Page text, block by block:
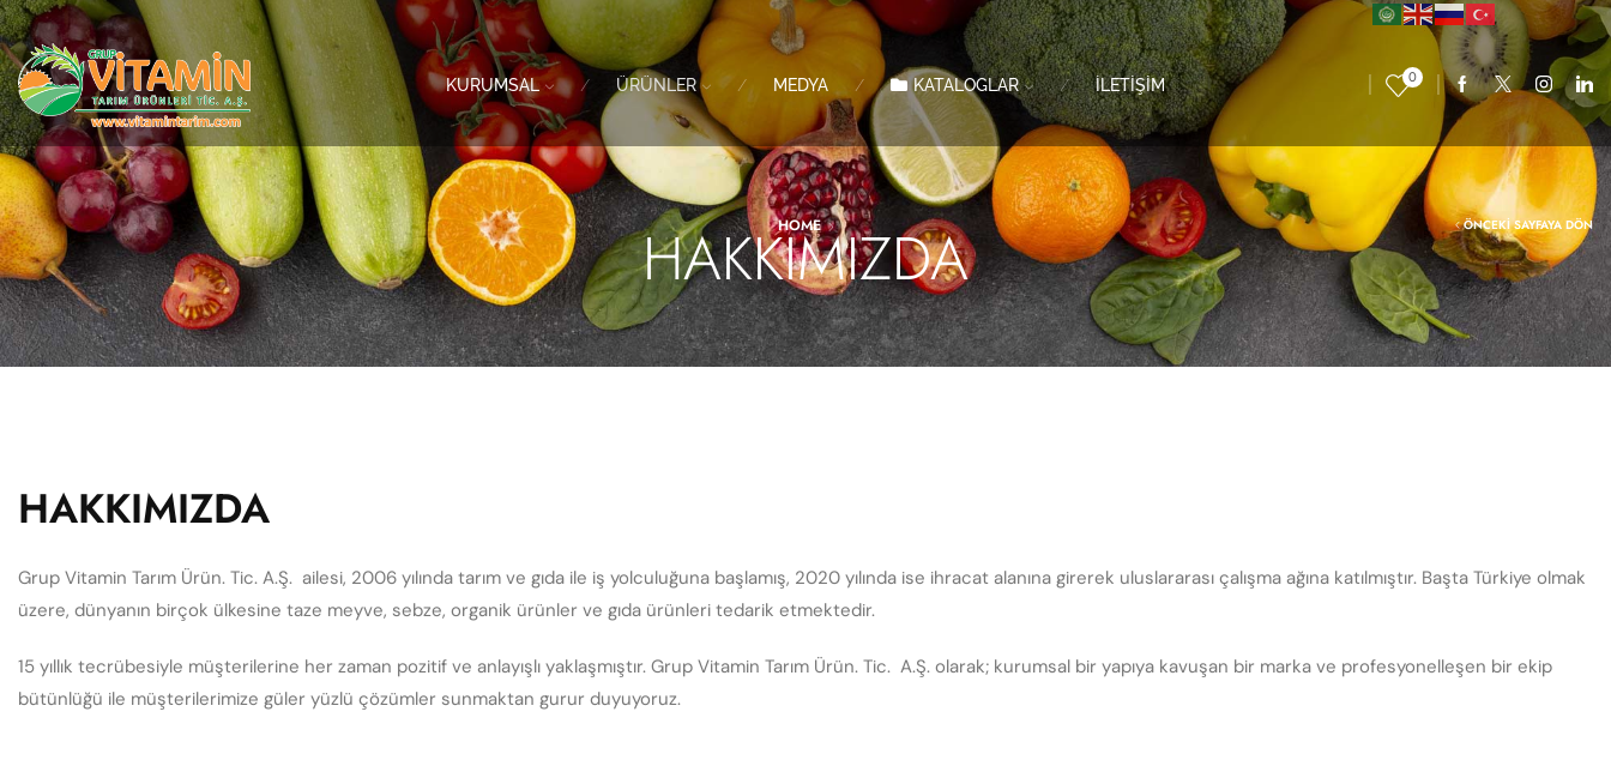
KURUMSAL ÜRÜNLER MEDYA KATALOGLAR İLETİŞİM 0
ÖNCEKI SAYFAYA DÖN
HOME
HAKKIMIZDA
HAKKIMIZDA
Grup Vitamin Tarım Ürün. Tic. A.Ş. ailesi, 2006 yılında tarım ve gıda ile iş yolculuğuna başlamış, 2020 yılında ise ihracat alanına girerek uluslararası çalışma ağına katılmıştır. Başta Türkiye olmak
üzere, dünyanın birçok ülkesine taze meyve, sebze, organik ürünler ve gıda ürünleri tedarik etmektedir.
15 yıllık tecrübesiyle müşterilerine her zaman pozitif ve anlayışlı yaklaşmıştır. Grup Vitamin Tarım Ürün. Tic. A.Ş. olarak; kurumsal bir yapıya kavuşan bir marka ve profesyonelleşen bir ekip
bütünlüğü ile müşterilerimize güler yüzlü çözümler sunmaktan gurur duyuyoruz.